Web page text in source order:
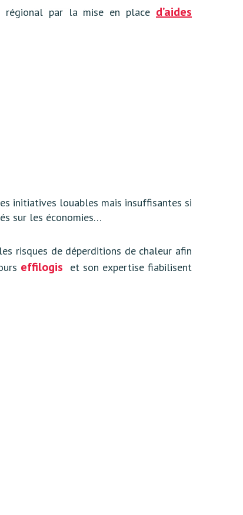
par la mise en place d’aides
initiatives louables mais insuffisantes si
sur les économies…
risques de déperditions de chaleur afin
effilogis et son expertise fiabilisent